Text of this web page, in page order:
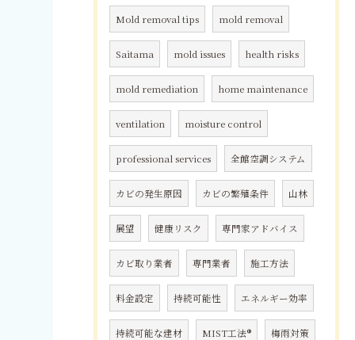
Mold removal tips mold removal
Saitama mold issues health risks
mold remediation home maintenance
ventilation moisture control
professional services 全館空調システム
カビの発生原因 カビの繁殖条件 山林
展望 健康リスク 専門家アドバイス
カビ取り業者 専門業者 施工方法
料金設定 持続可能性 エネルギー効率
持続可能な建材 MIST工法® 梅雨対策